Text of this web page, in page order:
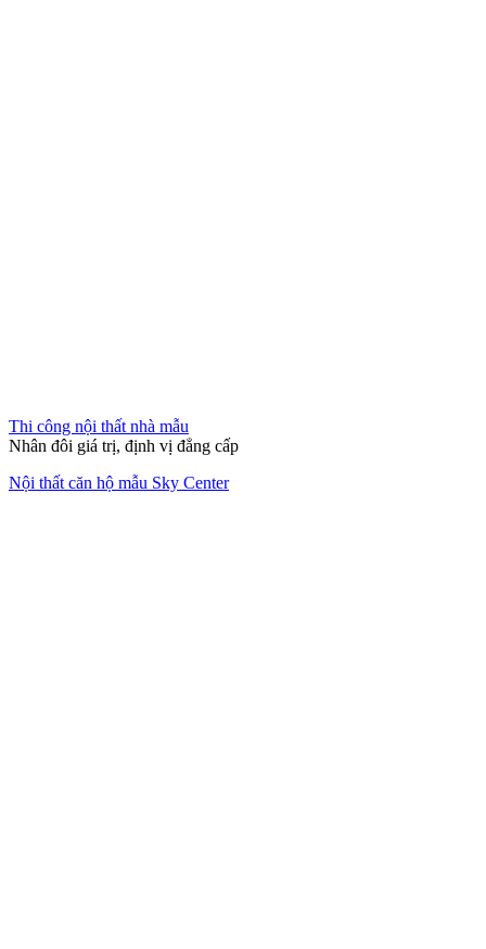
Thi công nội thất nhà mẫu
Nhân đôi giá trị, định vị đẳng cấp
Nội thất căn hộ mẫu Sky Center